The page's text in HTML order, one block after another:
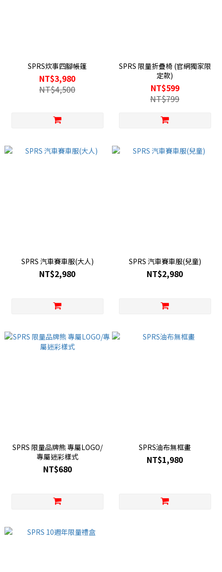
SPRS炊事四腳帳篷
NT$3,980
NT$4,500
SPRS 限量折疊椅 (官網獨家限
定款)
NT$599
NT$799
SPRS 汽車賽車服(大人)
NT$2,980
SPRS 汽車賽車服(兒童)
NT$2,980
SPRS 限量品牌熊 專屬LOGO/
專屬迷彩樣式
NT$680
SPRS油布無框畫
NT$1,980